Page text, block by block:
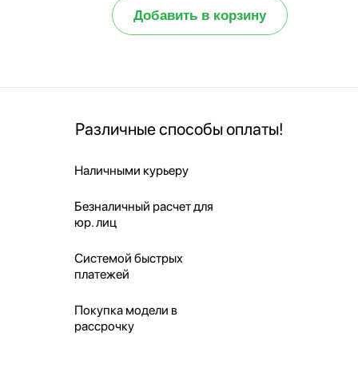
Добавить в корзину
Различные способы оплаты!
Наличными курьеру
Безналичный расчет для
юр. лиц
Системой быстрых
платежей
Покупка модели в
рассрочку